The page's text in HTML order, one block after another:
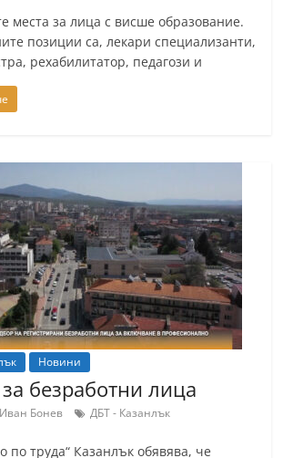
места за лица с висше образование.
позиции са, лекари специализанти,
рехабилитатор, педагози и
Новини
безработни лица
Иван Бонев ДБТ - Казанлък
по труда“ Казанлък обявява, че